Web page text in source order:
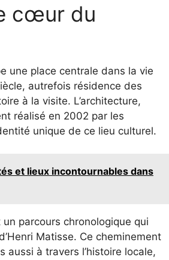
cœur du
une place centrale dans la vie
autrefois résidence des
à la visite. L’architecture,
réalisé en 2002 par les
unique de ce lieu culturel.
et lieux incontournables dans
parcours chronologique qui
Matisse. Ce cheminement
à travers l’histoire locale,